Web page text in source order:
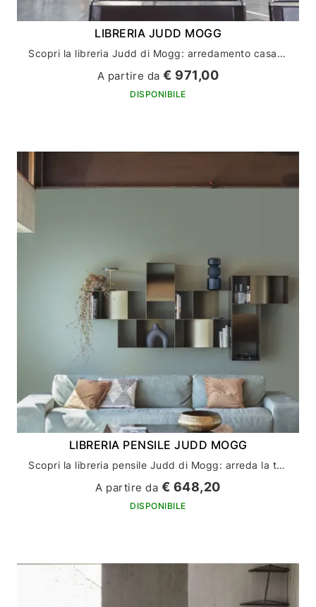
LIBRERIA JUDD MOGG
Scopri la libreria Judd di Mogg: arredamento casa con stile e funzionalità
A partire da€ 971,00
DISPONIBILE
LIBRERIA PENSILE JUDD MOGG
Scopri la libreria pensile Judd di Mogg: arreda la tua casa con stile ed eleganza
A partire da € 648,20
DISPONIBILE